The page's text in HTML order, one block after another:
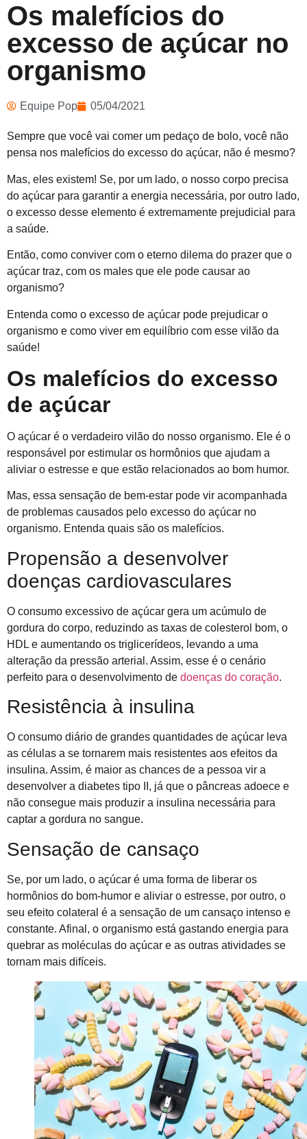
Os malefícios do
excesso de açúcar no
organismo
Equipe Pop 05/04/2021
Sempre que você vai comer um pedaço de bolo, você não
pensa nos malefícios do excesso do açúcar, não é mesmo?
Mas, eles existem! Se, por um lado, o nosso corpo precisa
do açúcar para garantir a energia necessária, por outro lado,
o excesso desse elemento é extremamente prejudicial para
a saúde.
Então, como conviver com o eterno dilema do prazer que o
açúcar traz, com os males que ele pode causar ao
organismo?
Entenda como o excesso de açúcar pode prejudicar o
organismo e como viver em equilíbrio com esse vilão da
saúde!
Os malefícios do excesso
de açúcar
O açúcar é o verdadeiro vilão do nosso organismo. Ele é o
responsável por estimular os hormônios que ajudam a
aliviar o estresse e que estão relacionados ao bom humor.
Mas, essa sensação de bem-estar pode vir acompanhada
de problemas causados pelo excesso do açúcar no
organismo. Entenda quais são os malefícios.
Propensão a desenvolver
doenças cardiovasculares
O consumo excessivo de açúcar gera um acúmulo de
gordura do corpo, reduzindo as taxas de colesterol bom, o
HDL e aumentando os triglicerídeos, levando a uma
alteração da pressão arterial. Assim, esse é o cenário
perfeito para o desenvolvimento de doenças do coração.
Resistência à insulina
O consumo diário de grandes quantidades de açúcar leva
as células a se tornarem mais resistentes aos efeitos da
insulina. Assim, é maior as chances de a pessoa vir a
desenvolver a diabetes tipo II, já que o pâncreas adoece e
não consegue mais produzir a insulina necessária para
captar a gordura no sangue.
Sensação de cansaço
Se, por um lado, o açúcar é uma forma de liberar os
hormônios do bom-humor e aliviar o estresse, por outro, o
seu efeito colateral é a sensação de um cansaço intenso e
constante. Afinal, o organismo está gastando energia para
quebrar as moléculas do açúcar e as outras atividades se
tornam mais difíceis.